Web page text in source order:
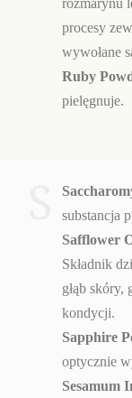
rozmarynu
procesy
wywołane
Ruby
pielęgnuje.
substancja
Safflower
Składnik
głąb
kondycji.
Sapphire
optycznie
Sesamum